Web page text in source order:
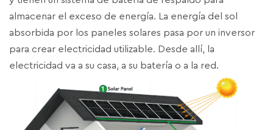
almacenar el exceso de energía. La energía del sol
absorbida por los paneles solares pasa por un inversor
para crear electricidad utilizable. Desde allí, la
electricidad va a su casa, a su batería o a la red.